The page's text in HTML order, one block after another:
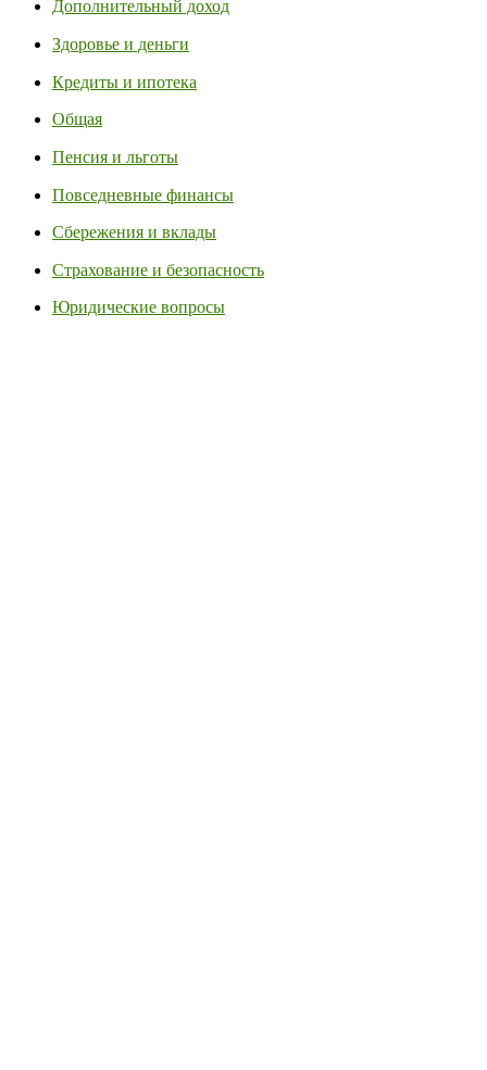
Дополнительный доход
Здоровье и деньги
Кредиты и ипотека
Общая
Пенсия и льготы
Повседневные финансы
Сбережения и вклады
Страхование и безопасность
Юридические вопросы